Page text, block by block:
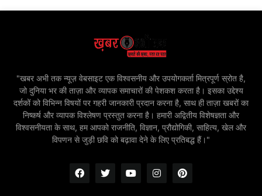
"खबर अभी तक न्यूज़ वेबसाइट एक विश्वसनीय और उपयोगकर्ता मित्रपूर्ण स्रोत है,
जो दुनिया भर की ताज़ा और व्यापक समाचारों की पेशकश करता है। इसका उद्देश्य
दर्शकों को विभिन्न विषयों पर गहरी जानकारी प्रदान करना है, साथ ही ताज़ा खबरों का
निष्कर्ष और व्यापक विश्लेषण प्रस्तुत करना है। हमारी अद्वितीय विशेषज्ञता और
विश्वसनीयता के साथ, हम आपको राजनीति, विज्ञान, प्रौद्योगिकी, साहित्य, खेल और
विपणन से जुड़ी छवि को बढ़ावा देने के लिए प्रतिबद्ध हैं।"